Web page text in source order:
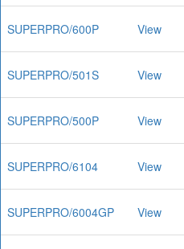
SUPERPRO/600P View
SUPERPRO/501S View
SUPERPRO/500P View
SUPERPRO/6104 View
SUPERPRO/6004GP View